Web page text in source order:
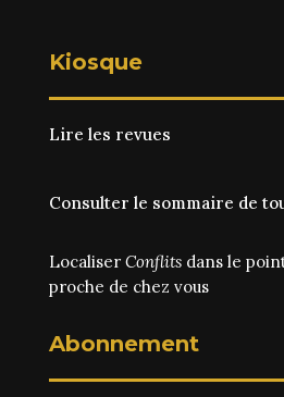
Kiosque
Lire les revues
Consulter le sommaire de
Localiser Conflitsdans le
proche de chez vous
Abonnement